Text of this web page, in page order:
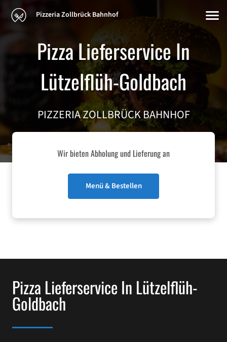
Pizzeria Zollbrück Bahnhof
Pizza Lieferservice In
Lützelflüh-Goldbach
PIZZERIA ZOLLBRÜCK BAHNHOF
Wir bieten Abholung und Lieferung an
Menü & Bestellen
Pizza Lieferservice In Lützelflüh-
Goldbach